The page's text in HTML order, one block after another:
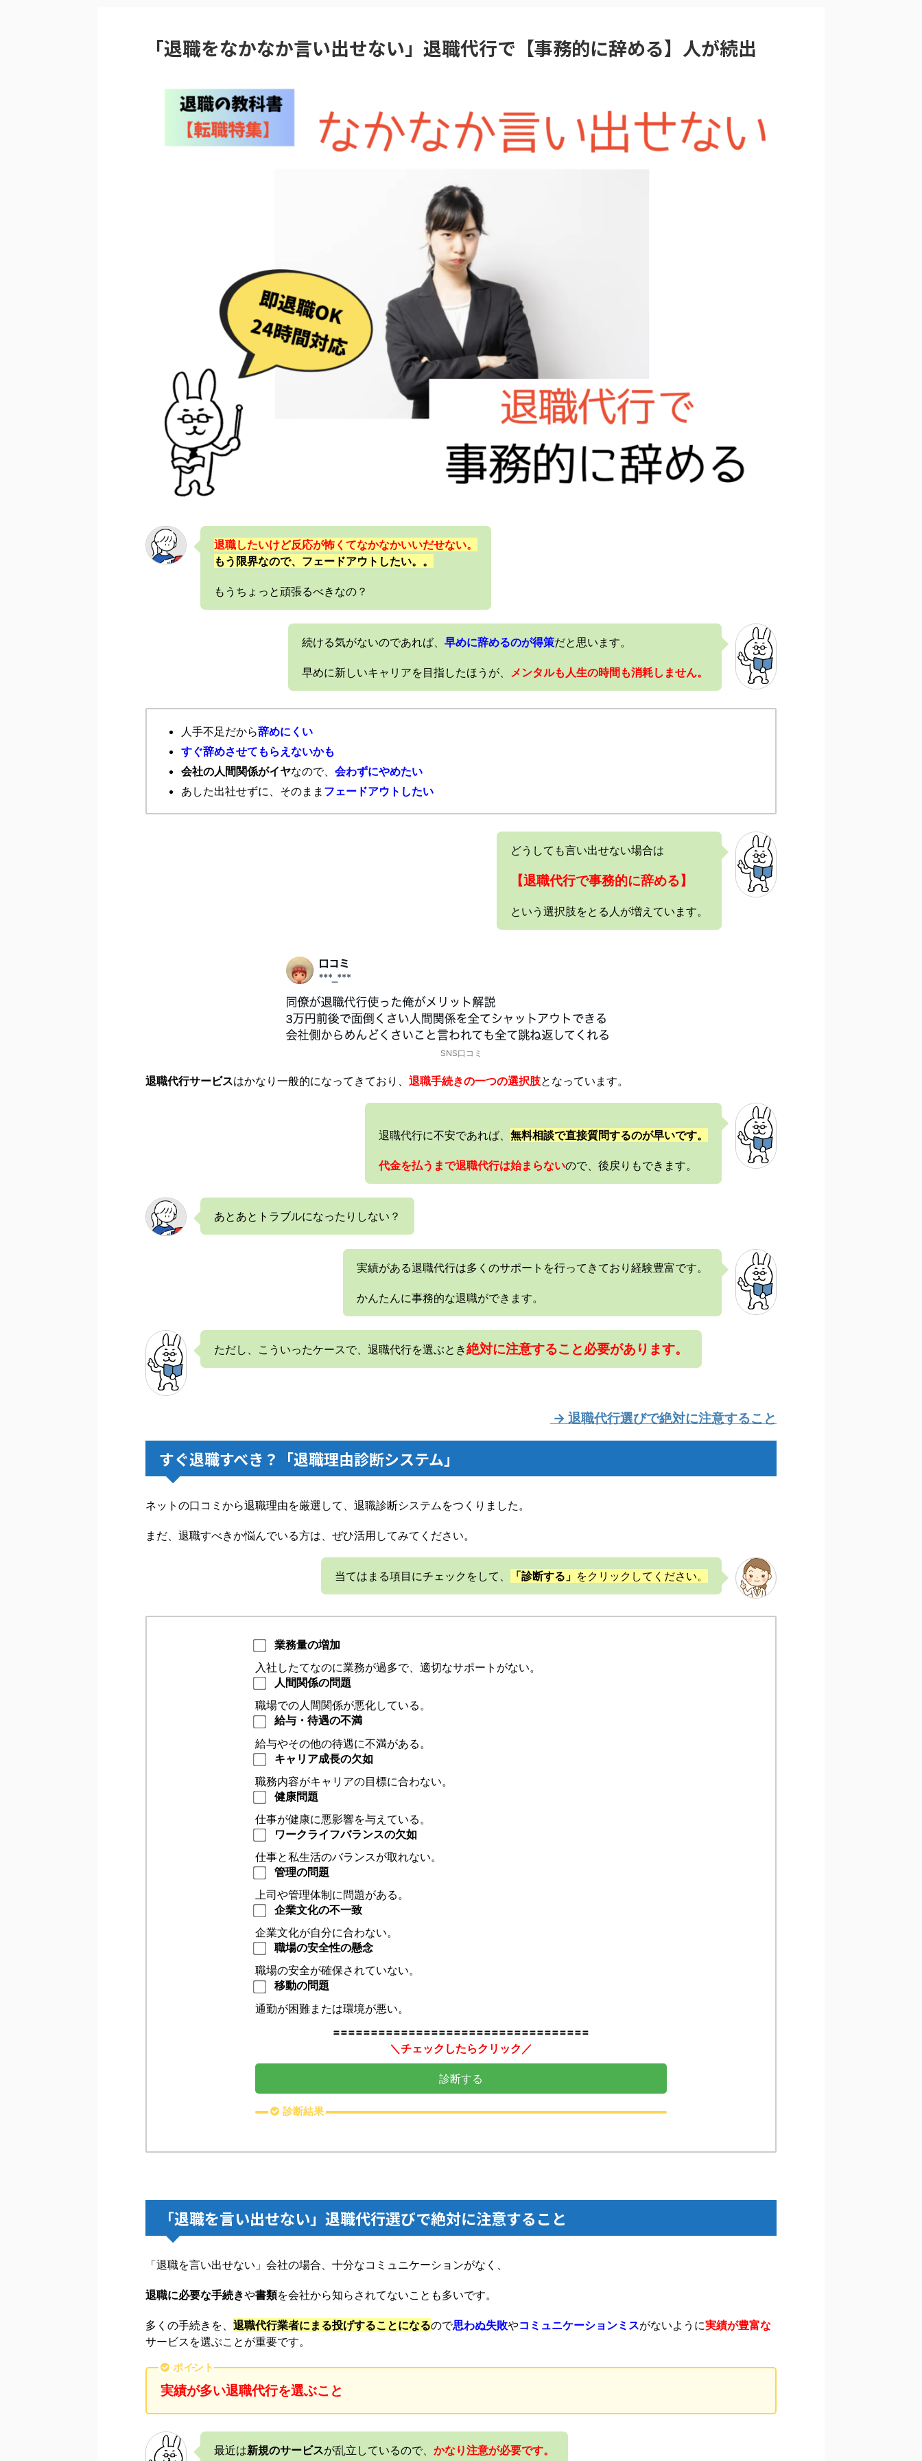
「退職をなかなか言い出せない」退職代行で【事務的に辞める】人が続出
退職したいけど反応が怖くてなかなかいいだせない。
もう限界なので、フェードアウトしたい。。
もうちょっと頑張るべきなの？
続ける気がないのであれば、 早めに辞めるのが得策だと思います。
早めに新しいキャリアを目指したほうが、 メンタルも人生の時間も消耗しません。
人手不足だから辞めにくい
すぐ辞めさせてもらえないかも
会社の人間関係がイヤなので、 会わずにやめたい
あした出社せずに、そのまま フェードアウトしたい
どうしても言い出せない場合は
【退職代行で事務的に辞める】
という選択肢をとる人が増えています。
SNS口コミ
退職代行サービスはかなり一般的になってきており、 退職手続きの一つの選択肢となっています。
退職代行に不安であれば、 無料相談で直接質問するのが早いです。
代金を払うまで退職代行は始まらないので、後戻りもできます。
あとあとトラブルになったりしない？
実績がある退職代行は多くのサポートを行ってきており経験豊富です。
かんたんに事務的な退職ができます。
ただし、こういったケースで、退職代行を選ぶとき絶対に注意すること必要があります。
→ 退職代行選びで絶対に注意すること
すぐ退職すべき？「退職理由診断システム」
ネットの口コミから退職理由を厳選して、退職診断システムをつくりました。
まだ、退職すべきか悩んでいる方は、ぜひ活用してみてください。
当てはまる項目にチェックをして、 「診断する」 をクリックしてください。
業務量の増加
入社したてなのに業務が過多で、適切なサポートがない。
人間関係の問題
職場での人間関係が悪化している。
給与・待遇の不満
給与やその他の待遇に不満がある。
キャリア成長の欠如
職務内容がキャリアの目標に合わない。
健康問題
仕事が健康に悪影響を与えている。
ワークライフバランスの欠如
仕事と私生活のバランスが取れない。
管理の問題
上司や管理体制に問題がある。
企業文化の不一致
企業文化が自分に合わない。
職場の安全性の懸念
職場の安全が確保されていない。
移動の問題
通勤が困難または環境が悪い。
==================================
＼チェックしたらクリック／
診断する
診断結果
「退職を言い出せない」退職代行選びで絶対に注意すること
「退職を言い出せない」会社の場合、十分なコミュニケーションがなく、
退職に必要な手続きや書類を会社から知らされてないことも多いです。
多くの手続きを、 退職代行業者にまる投げすることになるので思わぬ失敗やコミュニケーションミスがないように実績が豊富な
サービスを選ぶことが重要です。
ポイント
実績が多い退職代行を選ぶこと
最近は新規のサービスが乱立しているので、 かなり注意が必要です。